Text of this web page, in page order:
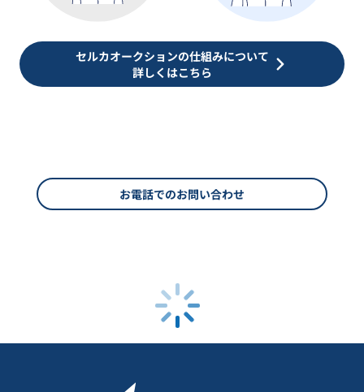
セルカオークションの仕組みについて
詳しくはこちら
お電話でのお問い合わせ